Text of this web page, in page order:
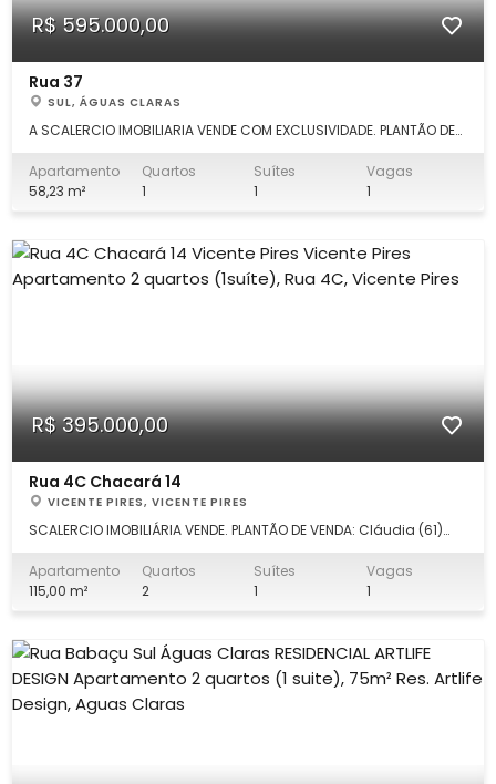
R$ 595.000,00
Rua 37
SUL, ÁGUAS CLARAS
A SCALERCIO IMOBILIARIA VENDE COM EXCLUSIVIDADE. PLANTÃO DE
3553.0000. Fale direto comigo!!! Apartamento duplex, 58m², com
as seguintes características: DETALHES: - 01 cozinha americana
Apartamento
58,23 m²
Quartos
1
Suítes
1
Vagas
1
R$ 395.000,00
Rua 4C Chacará 14
VICENTE PIRES, VICENTE PIRES
SCALERCIO IMOBILIÁRIA VENDE. PLANTÃO DE VENDA: Cláudia (61)
reformadíssimo, com as seguintes características: * 2 quartos,
sendo 1 suíte * Banheiro social * Primeiro andar (mais
Apartamento
115,00 m²
Quartos
2
Suítes
1
Vagas
1